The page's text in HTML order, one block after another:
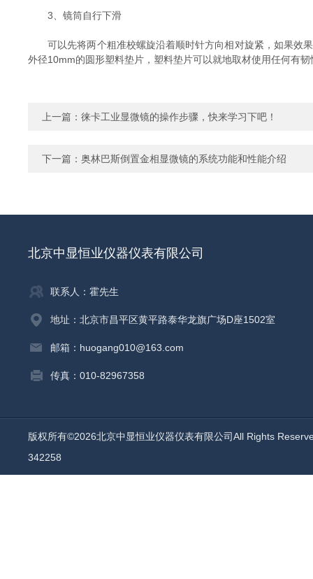
3、镜筒自行下滑
可以先将两个粗准校螺旋沿着顺时针方向相对旋紧，如果效果
外径10mm的圆形塑料垫片，塑料垫片可以就地取材使用任何有
上一篇： 徕卡工业显微镜的操作步骤，快来学习下吧！
下一篇： 奥林巴斯倒置金相显微镜的系统功能和性能介绍
北京中显恒业仪器仪表有限公司
联系人：霍先生
地址：北京市昌平区黄平路泰华龙旗广场D座1502室
邮箱：huogang010@163.com
传真：010-82967358
版权所有©2026北京中显恒业仪器仪表有限公司All Rights
342258